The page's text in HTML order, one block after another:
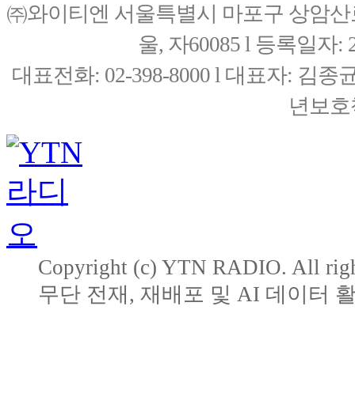
㈜와이티엔 서울특별시 마포구 상암
울, 자60085 l 등록일자:
대표전화: 02-398-8000 l 대표자: 김종
년보
Copyright (c) YTN RADIO. All
무단 전재, 재배포 및 AI 데이터